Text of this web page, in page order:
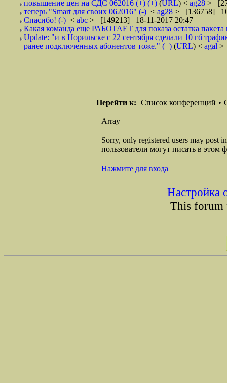
повышение цен на СДС 062016 (+) (+) (URL) < ag28 >
теперь "Smart для своих 062016" (-) < ag28 > [136758]
Спасибо! (-) < abc > [149213] 18-11-2017 20:47
Какая команда еще РАБОТАЕТ для показа остатка
Update: "и в Норильске с 22 сентября сделали 10 гб
ранее подключенных абонентов тоже." (+) (URL) < agal >
Перейти к: Список конференций •
Array
Sorry, only registered users may post
пользователи могут писать в этом
Нажмите для входа
Настройка
This